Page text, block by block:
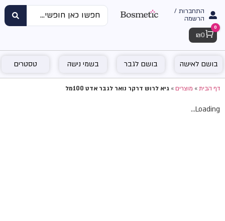
התחברות /
הרשמה
Cart
0
₪ 0
בושם לאישה בושם לגבר בשמי נישה טסטרים
דף הבית»מוצרים»גיא לרוש דרקר נואר לגבר אדט 100מל
Loading...